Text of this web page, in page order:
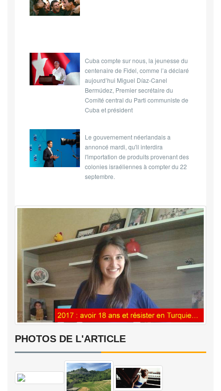
Cuba compte sur nous, la jeunesse du
centenaire de Fidel, comme l’a déclaré
aujourd’hui Miguel Díaz-Canel
Bermúdez, Premier secrétaire du
Comité central du Parti communiste de
Cuba et président
Le gouvernement néerlandais a
annoncé mardi, qu'il interdira
l'importation de produits provenant des
colonies israéliennes à compter du 22
septembre.
PHOTOS DE L'ARTICLE